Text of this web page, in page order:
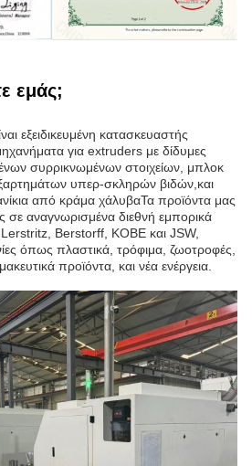
εμάς;
εξειδικευμένη κατασκευαστής
για extruders με δίδυμες
συρρικνωμένων στοιχείων, μπλοκ
υπερ-σκληρών βιδών,και
από κράμα χάλυβαΤα προϊόντα μας
σε αναγνωρισμένα διεθνή εμπορικά
Berstorff, KOBE και JSW,
όπως πλαστικά, τρόφιμα, ζωοτροφές,
προϊόντα, και νέα ενέργεια.